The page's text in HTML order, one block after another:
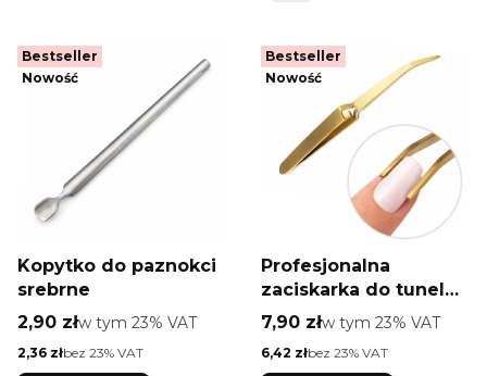
Bestseller
Nowość
Kopytko do paznokci
srebrne
Cena brutto
2,90 złw tym %s VAT
w tym 23% VAT
Cena netto
2,36 złbez 23% VAT
Bestseller
Nowość
Profesjonalna
zaciskarka do tunelu
paznokci AlleLac
złota
Cena brutto
7,90 złw tym %s VAT
w tym 23% VAT
Cena netto
6,42 złbez 23% VAT